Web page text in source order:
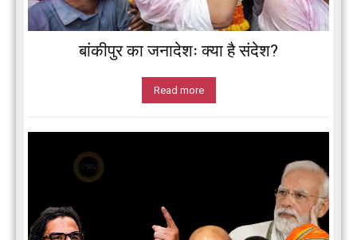
बांकीपुर का जनादेशः क्या है संदेश?
Read more